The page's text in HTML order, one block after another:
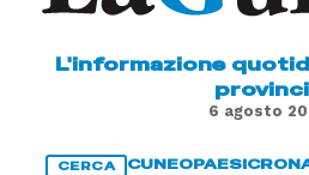
L'informazione
6 agosto
CERCA CUNEOPAESI